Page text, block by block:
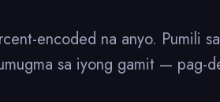
encoded na anyo. Pumili
sa iyong gamit — pag-